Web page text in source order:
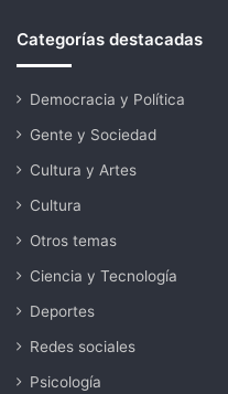
Categorías destacadas
Democracia y Política
Gente y Sociedad
Cultura y Artes
Cultura
Otros temas
Ciencia y Tecnología
Deportes
Redes sociales
Psicología